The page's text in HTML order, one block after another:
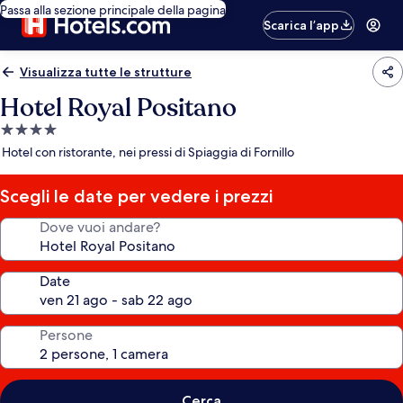
Passa alla sezione principale della pagina
Scarica l’app
Visualizza tutte le strutture
Hotel Royal Positano
Struttura
a
stelle
Hotel con ristorante, nei pressi di Spiaggia di Fornillo
Scegli le date per vedere i prezzi
Dove vuoi andare?
Date
Persone